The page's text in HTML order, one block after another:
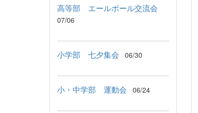
高等部 エールボール交流会
07/06
小学部 七夕集会 06/30
小・中学部 運動会 06/24